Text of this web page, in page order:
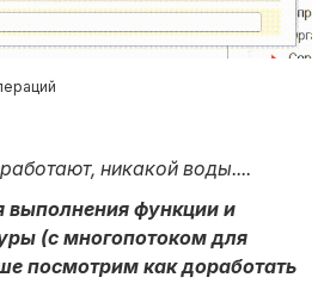
никакой воды....
выполнения функции и
(с многопотоком для
посмотрим как доработать